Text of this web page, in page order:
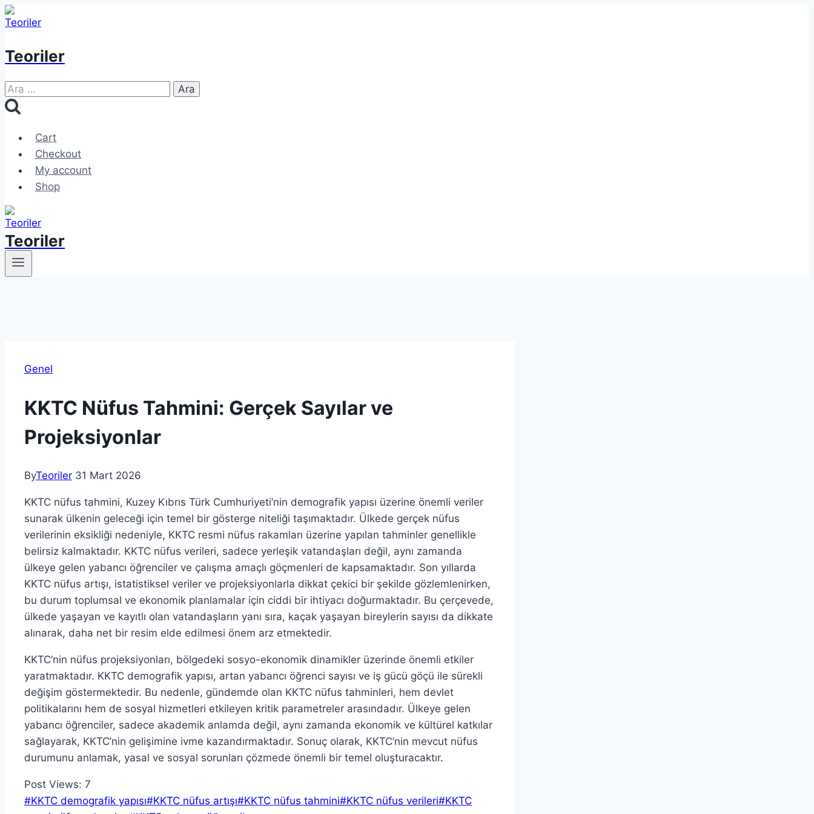
Skip
to
Teoriler
Arama:
Cart
Checkout
My account
Shop
Teoriler
Genel
KKTC Nüfus Tahmini: Gerçek Sayılar ve
Projeksiyonlar
ByTeoriler 31 Mart 2026
KKTC nüfus tahmini, Kuzey Kıbrıs Türk Cumhuriyeti’nin demografik yapısı üzerine önemli veriler
sunarak ülkenin geleceği için temel bir gösterge niteliği taşımaktadır. Ülkede gerçek nüfus
verilerinin eksikliği nedeniyle, KKTC resmi nüfus rakamları üzerine yapılan tahminler genellikle
belirsiz kalmaktadır. KKTC nüfus verileri, sadece yerleşik vatandaşları değil, aynı zamanda
ülkeye gelen yabancı öğrenciler ve çalışma amaçlı göçmenleri de kapsamaktadır. Son yıllarda
KKTC nüfus artışı, istatistiksel veriler ve projeksiyonlarla dikkat çekici bir şekilde gözlemlenirken,
bu durum toplumsal ve ekonomik planlamalar için ciddi bir ihtiyacı doğurmaktadır. Bu çerçevede,
ülkede yaşayan ve kayıtlı olan vatandaşların yanı sıra, kaçak yaşayan bireylerin sayısı da dikkate
alınarak, daha net bir resim elde edilmesi önem arz etmektedir.
KKTC’nin nüfus projeksiyonları, bölgedeki sosyo-ekonomik dinamikler üzerinde önemli etkiler
yaratmaktadır. KKTC demografik yapısı, artan yabancı öğrenci sayısı ve iş gücü göçü ile sürekli
değişim göstermektedir. Bu nedenle, gündemde olan KKTC nüfus tahminleri, hem devlet
politikalarını hem de sosyal hizmetleri etkileyen kritik parametreler arasındadır. Ülkeye gelen
yabancı öğrenciler, sadece akademik anlamda değil, aynı zamanda ekonomik ve kültürel katkılar
sağlayarak, KKTC’nin gelişimine ivme kazandırmaktadır. Sonuç olarak, KKTC’nin mevcut nüfus
durumunu anlamak, yasal ve sosyal sorunları çözmede önemli bir temel oluşturacaktır.
Post Views: 7
Post
#KKTC demografik yapısı#KKTC nüfus artışı#KKTC nüfus tahmini#KKTC nüfus verileri#KKTC